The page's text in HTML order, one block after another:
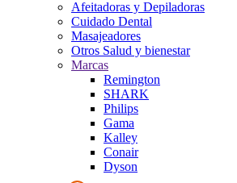
Afeitadoras y Depiladoras
Cuidado Dental
Masajeadores
Otros Salud y bienestar
Marcas
Remington
SHARK
Philips
Gama
Kalley
Conair
Dyson